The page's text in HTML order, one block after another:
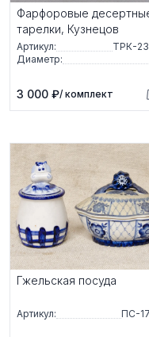
Фарфоровые
тарелки, Кузнецов
Артикул:
ТРК-
Диаметр:
3 000 ₽/ комплект
Гжельская посуда
Артикул: ПС-